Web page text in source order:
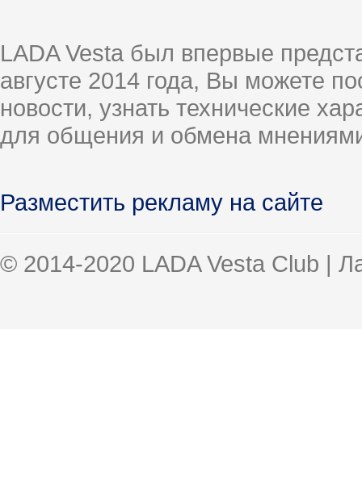
LADA Vesta был впервые
августе 2014 года, Вы можете
новости, узнать технические
для общения и обмена
Разместить рекламу на сайте
© 2014-2020 LADA Vesta Club |